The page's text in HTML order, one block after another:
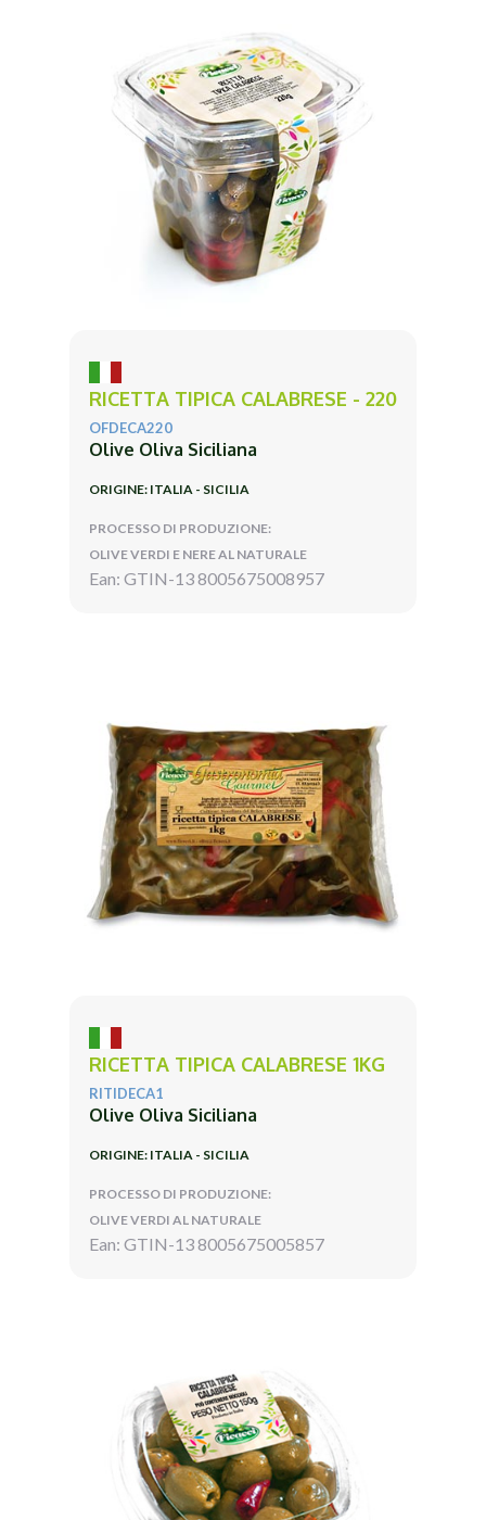
RICETTA TIPICA CALABRESE - 220
OFDECA220
Olive Oliva Siciliana
ORIGINE: ITALIA - SICILIA
PROCESSO DI PRODUZIONE:
OLIVE VERDI E NERE AL NATURALE
Ean: GTIN-13 8005675008957
RICETTA TIPICA CALABRESE 1KG
RITIDECA1
Olive Oliva Siciliana
ORIGINE: ITALIA - SICILIA
PROCESSO DI PRODUZIONE:
OLIVE VERDI AL NATURALE
Ean: GTIN-13 8005675005857